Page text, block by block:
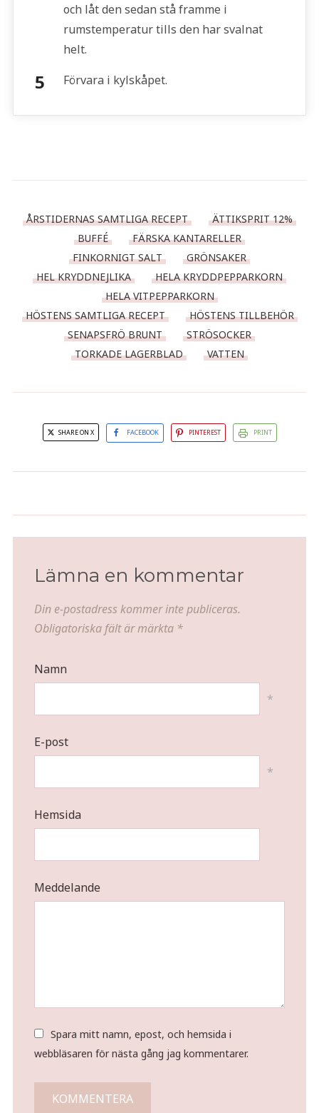
och låt den sedan stå framme i
rumstemperatur tills den har svalnat
helt.
Förvara i kylskåpet.
ÅRSTIDERNAS SAMTLIGA RECEPT
ÄTTIKSPRIT 12%
BUFFÉ
FÄRSKA KANTARELLER
FINKORNIGT SALT
GRÖNSAKER
HEL KRYDDNEJLIKA
HELA KRYDDPEPPARKORN
HELA VITPEPPARKORN
HÖSTENS SAMTLIGA RECEPT
HÖSTENS TILLBEHÖR
SENAPSFRÖ BRUNT
STRÖSOCKER
TORKADE LAGERBLAD
VATTEN
SHARE ON X FACEBOOK PINTEREST PRINT
och Kalixlöjrom
Lämna en kommentar
Din e-postadress kommer inte publiceras.
Obligatoriska fält är märkta *
Namn
*
E-post
*
Hemsida
Meddelande
Spara mitt namn, epost, och hemsida i
webbläsaren för nästa gång jag kommentarer.